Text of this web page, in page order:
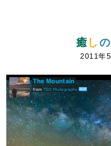
癒 し の
2011年